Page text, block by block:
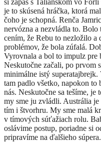
si zápas s Talianskom vo
je to skúsená hráčka, ktorá
čoho je schopná. Renča
nervózna a nezvládla to.
cením, že Rebu to nezložilo a
problémov, že bola zúfalá.
Vyrovnala a bol to impulz pre
Neskutočne začali, po prvom
minimálne istý
tam padlo všetko, napokon to
nás. Neskutočne sa tešíme,
my sme ju zvládli. Austrália
tím i štvorhru. My sme malá
v tímových súťažiach rolu.
oslávime postup, poriadne si
pripravíme na ďalšieho